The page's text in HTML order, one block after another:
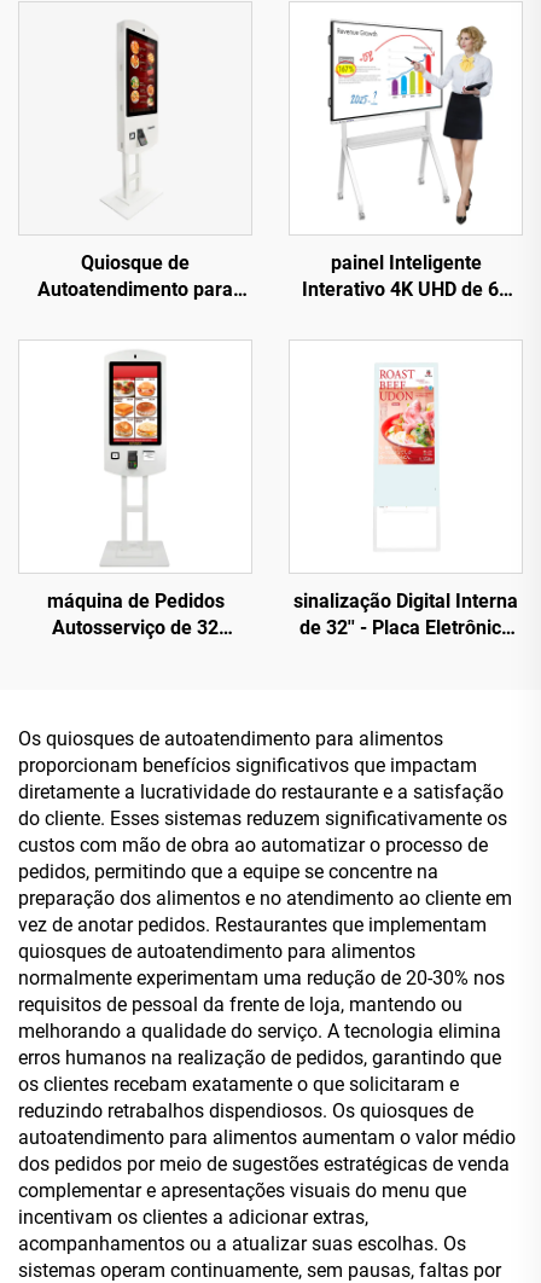
Quiosque de
Autoatendimento para
Touchscreen Interativa de
32 Polegadas Certificada
pela FCC
painel Inteligente
Interativo 4K UHD de 65
Multifuncional para Ensino
e Reuniões com Toque,
Dispositivo Comercial com
Sistema Duplo
Android/Windows
máquina de Pedidos
Autosserviço de 32
(I3/I5/I7) para Cenários de
Alimentação
sinalização Digital Interna
de 32'' - Placa Eletrônica
Os quiosques de autoatendimento para alimentos
proporcionam benefícios significativos que impactam
diretamente a lucratividade do restaurante e a satisfação
do cliente. Esses sistemas reduzem significativamente os
custos com mão de obra ao automatizar o processo de
pedidos, permitindo que a equipe se concentre na
preparação dos alimentos e no atendimento ao cliente em
vez de anotar pedidos. Restaurantes que implementam
quiosques de autoatendimento para alimentos
normalmente experimentam uma redução de 20-30% nos
requisitos de pessoal da frente de loja, mantendo ou
melhorando a qualidade do serviço. A tecnologia elimina
erros humanos na realização de pedidos, garantindo que
os clientes recebam exatamente o que solicitaram e
reduzindo retrabalhos dispendiosos. Os quiosques de
autoatendimento para alimentos aumentam o valor médio
dos pedidos por meio de sugestões estratégicas de venda
complementar e apresentações visuais do menu que
incentivam os clientes a adicionar extras,
acompanhamentos ou a atualizar suas escolhas. Os
sistemas operam continuamente, sem pausas, faltas por